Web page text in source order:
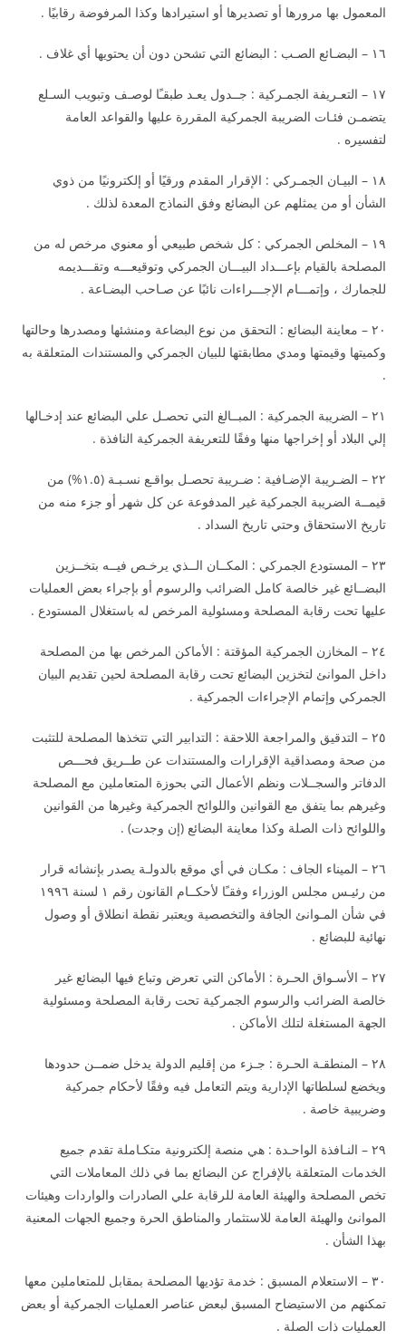
المعمول بها مرورها أو تصديرها أو استيرادها وكذا المرفوضة رقابيًا .
١٦ – البضـائع الصـب : البضائع التي تشحن دون أن يحتويها أي غلاف .
١٧ – التعـريفة الجمـركية : جــدول يعـد طبقـًا لوصـف وتبويب السـلع
يتضمـن فئـات الضريبة الجمركية المقررة عليها والقواعد العامة
لتفسيره .
١٨ – البيـان الجمـركي : الإقرار المقدم ورقيًا أو إلكترونيًا من ذوي
الشأن أو من يمثلهم عن البضائع وفق النماذج المعدة لذلك .
١٩ – المخلص الجمركي : كل شخص طبيعي أو معنوي مرخص له من
المصلحة بالقيام بإعـــداد البيـــان الجمركي وتوقيعـــه وتقـــديمه
للجمارك ، وإتمـــام الإجـــراءات نائبًا عن صـاحب البضـاعة .
٢٠ – معاينة البضائع : التحقق من نوع البضاعة ومنشئها ومصدرها وحالتها
وكميتها وقيمتها ومدي مطابقتها للبيان الجمركي والمستندات المتعلقة به
.
٢١ – الضريبة الجمركية : المبــالغ التي تحصـل علي البضائع عند إدخـالها
إلي البلاد أو إخراجها منها وفقًا للتعريفة الجمركية النافذة .
٢٢ – الضـريبة الإضـافية : ضـريبة تحصـل بواقـع نسـبـة (١.٥%) من
قيمــة الضريبة الجمركية غير المدفوعة عن كل شهر أو جزء منه من
تاريخ الاستحقاق وحتي تاريخ السداد .
٢٣ – المستودع الجمركي : المكــان الــذي يرخـص فيــه بتخــزين
البضــائع غير خالصة كامل الضرائب والرسوم أو بإجراء بعض العمليات
عليها تحت رقابة المصلحة ومسئولية المرخص له باستغلال المستودع .
٢٤ – المخازن الجمركية المؤقتة : الأماكن المرخص بها من المصلحة
داخل الموانئ لتخزين البضائع تحت رقابة المصلحة لحين تقديم البيان
الجمركي وإتمام الإجراءات الجمركية .
٢٥ – التدقيق والمراجعة اللاحقة : التدابير التي تتخذها المصلحة للتثبت
من صحة ومصداقية الإقرارات والمستندات عن طــريق فحـــص
الدفاتر والسجــلات ونظم الأعمال التي بحوزة المتعاملين مع المصلحة
وغيرهم بما يتفق مع القوانين واللوائح الجمركية وغيرها من القوانين
واللوائح ذات الصلة وكذا معاينة البضائع (إن وجدت) .
٢٦ – الميناء الجاف : مكـان في أي موقع بالدولـة يصدر بإنشائه قرار
من رئيـس مجلس الوزراء وفقـًا لأحكــام القانون رقم ١ لسنة ١٩٩٦
في شأن المـوانئ الجافة والتخصصية ويعتبر نقطة انطلاق أو وصول
نهائية للبضائع .
٢٧ – الأسـواق الحـرة : الأماكن التي تعرض وتباع فيها البضائع غير
خالصة الضرائب والرسوم الجمركية تحت رقابة المصلحة ومسئولية
الجهة المستغلة لتلك الأماكن .
٢٨ – المنطقـة الحـرة : جـزء من إقليم الدولة يدخل ضمــن حدودها
ويخضع لسلطاتها الإدارية ويتم التعامل فيه وفقًا لأحكام جمركية
وضريبية خاصة .
٢٩ – النـافذة الواحـدة : هي منصة إلكترونية متكـاملة تقدم جميع
الخدمات المتعلقة بالإفراج عن البضائع بما في ذلك المعاملات التي
تخص المصلحة والهيئة العامة للرقابة علي الصادرات والواردات وهيئات
الموانئ والهيئة العامة للاستثمار والمناطق الحرة وجميع الجهات المعنية
بهذا الشأن .
٣٠ – الاستعلام المسبق : خدمة تؤديها المصلحة بمقابل للمتعاملين معها
تمكنهم من الاستيضاح المسبق لبعض عناصر العمليات الجمركية أو بعض
العمليات ذات الصلة .